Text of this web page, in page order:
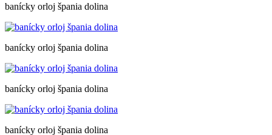
banícky orloj špania dolina
banícky orloj špania dolina
banícky orloj špania dolina
banícky orloj špania dolina